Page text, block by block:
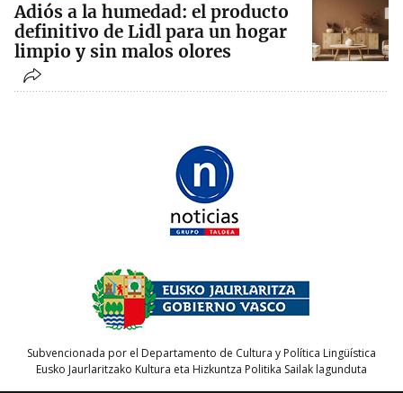
Adiós a la humedad: el producto
definitivo de Lidl para un hogar
limpio y sin malos olores
Subvencionada por el Departamento de Cultura y Política Lingüística
Eusko Jaurlaritzako Kultura eta Hizkuntza Politika Sailak lagunduta